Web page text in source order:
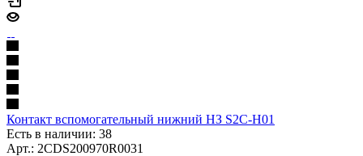
Контакт вспомогательный нижний НЗ S2C-H01
Есть в наличии: 38
Арт.: 2CDS200970R0031